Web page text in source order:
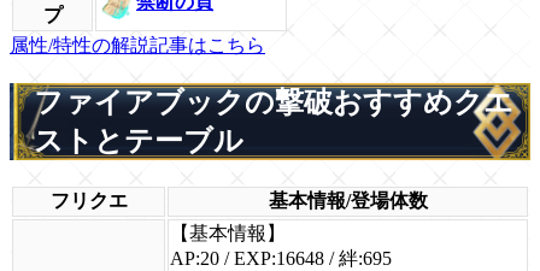
プ
属性/特性の解説記事はこちら
ファイアブックの撃破おすすめクエ
ストとテーブル
フリクエ 基本情報/登場体数
【基本情報】
AP:20 / EXP:16648 / 絆:695